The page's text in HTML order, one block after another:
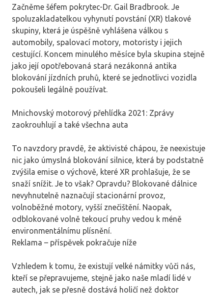
Začněme šéfem pokrytec-Dr. Gail Bradbrook. Je
spoluzakladatelkou vyhynutí povstání (XR) tlakové
skupiny, která je úspěšně vyhlášena válkou s
automobily, spalovací motory, motoristy i jejich
cestující. Koncem minulého měsíce byla skupina stejně
jako její opotřebovaná stará nezákonná antika
blokování jízdních pruhů, které se jednotlivci vozidla
pokoušeli legálně používat.
Mnichovský motorový přehlídka 2021: Zprávy
zaokrouhlují a také všechna auta
To navzdory pravdě, že aktivisté chápou, že neexistuje
nic jako úmyslná blokování silnice, která by podstatně
zvýšila emise o výchově, které XR prohlašuje, že se
snaží snížit. Je to však? Opravdu? Blokované dálnice
nevyhnutelně naznačují stacionární provoz,
volnoběžné motory, vyšší znečištění. Naopak,
odblokované volně tekoucí pruhy vedou k méně
environmentálnímu plísnění.
Reklama – příspěvek pokračuje níže
Vzhledem k tomu, že existují velké námitky vůči nás,
kteří se přepravujeme, stejně jako naše mladí lidé v
autech, jak se přesně dostává holičí než doktor